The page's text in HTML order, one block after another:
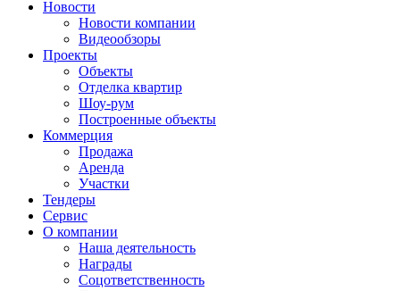
Новости
Новости компании
Видеообзоры
Проекты
Объекты
Отделка квартир
Шоу-рум
Построенные объекты
Коммерция
Продажа
Аренда
Участки
Тендеры
Сервис
О компании
Наша деятельность
Награды
Соцответственность